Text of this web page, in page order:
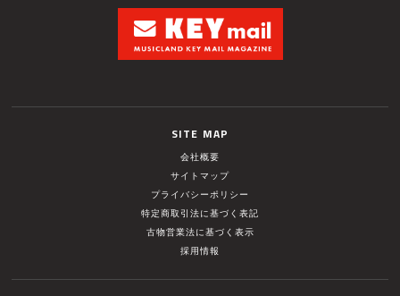
SITE MAP
会社概要
サイトマップ
プライバシーポリシー
特定商取引法に基づく表記
古物営業法に基づく表示
採用情報